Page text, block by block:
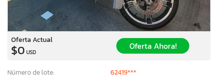
Oferta Actual
$0 USD
Oferta Ahora!
Número de lote:
62419***